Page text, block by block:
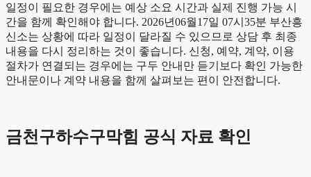
일정이 필요한 경우에는 예상 소요 시간과 실제 진행 가능 시
간을 함께 확인해야 합니다. 2026년06월17일 07시35분 부산흥
신소는 상황에 따라 일정이 달라질 수 있으므로 상담 후 최종
내용을 다시 정리하는 것이 좋습니다. 신청, 예약, 계약, 이용
절차가 연결되는 경우에는 구두 안내만 듣기보다 확인 가능한
안내문이나 계약 내용을 함께 살펴보는 편이 안전합니다.
금천구하수구막힘 공식 자료 확인